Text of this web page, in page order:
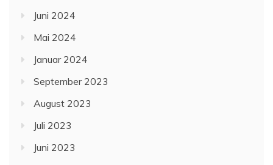
Juni 2024
Mai 2024
Januar 2024
September 2023
August 2023
Juli 2023
Juni 2023